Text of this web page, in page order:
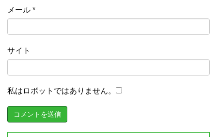
メール *
サイト
私はロボットではありません。